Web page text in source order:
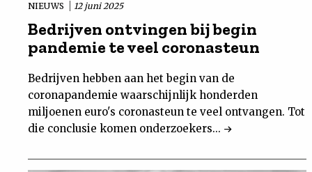
NIEUWS 12 juni 2025
Bedrijven ontvingen bij begin
pandemie te veel coronasteun
Bedrijven hebben aan het begin van de
coronapandemie waarschijnlijk honderden
miljoenen euro's coronasteun te veel ontvangen. Tot
die conclusie komen onderzoekers...